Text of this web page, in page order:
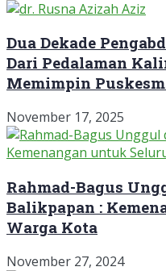
Dua Dekade
Dari Pedalaman
Memimpin
November 17, 2025
Rahmad-Bagus
Balikpapan :
Warga Kota
November 27, 2024